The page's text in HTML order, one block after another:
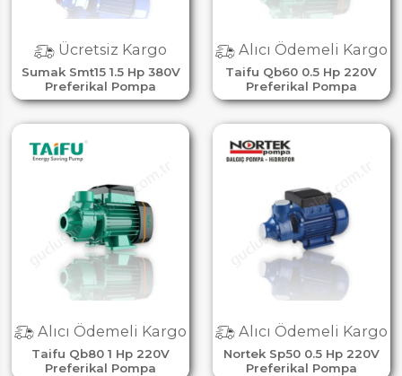
Sumak Smt15 1.5 Hp 380V
Preferikal Pompa
Ücretsiz Kargo
Taifu Qb60 0.5 Hp 220V
Preferikal Pompa
Alıcı Ödemeli Kargo
Taifu Qb80 1 Hp 220V
Preferikal Pompa
Alıcı Ödemeli Kargo
Nortek Sp50 0.5 Hp 220V
Preferikal Pompa
Alıcı Ödemeli Kargo